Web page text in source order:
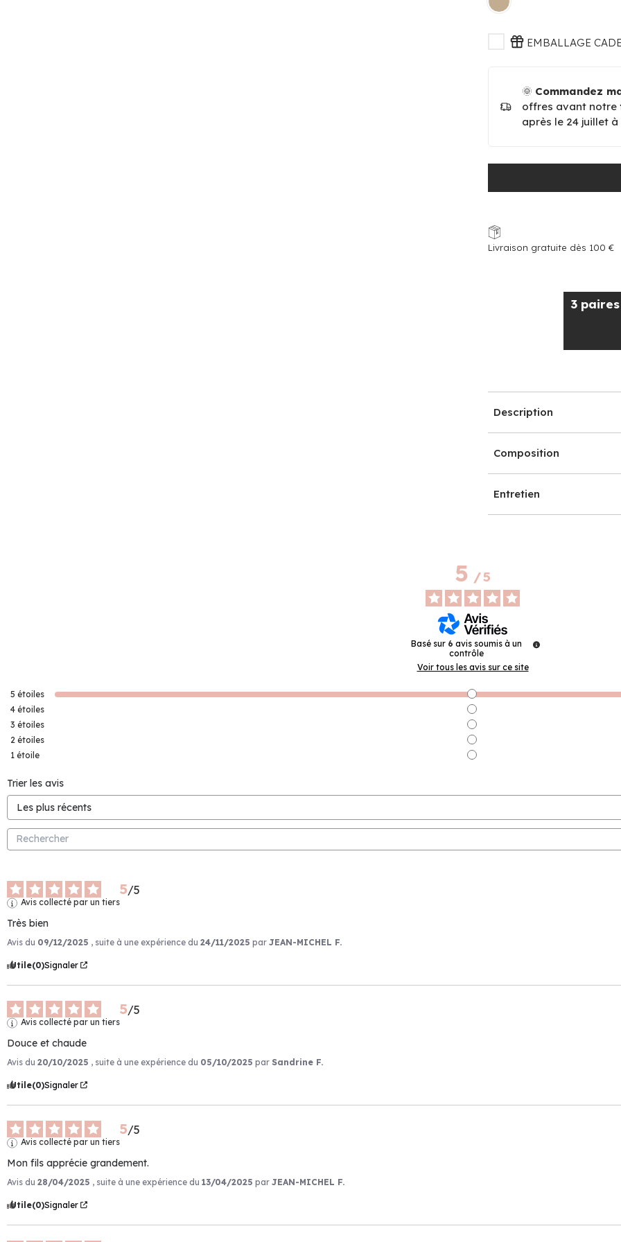
EMBALLAGE
🌞 Commandez
offres avant notre
après le 24 juillet à
Livraison gratuite dès 100 €
3 paires
Description
Composition
Entretien
5/5
Basé sur 6 avis soumis à un
contrôle
Voir tous les avis sur ce site
5 étoiles
4 étoiles
3 étoiles
2 étoiles
1 étoile
Trier les avis
5/5
Avis collecté par un tiers
Très bien
Avis du 09/12/2025 , suite à une expérience du 24/11/2025 par JEAN-MICHEL F.
Utile(0)Signaler
5/5
Avis collecté par un tiers
Douce et chaude
Avis du 20/10/2025 , suite à une expérience du 05/10/2025 par Sandrine F.
Utile(0)Signaler
5/5
Avis collecté par un tiers
Mon fils apprécie grandement.
Avis du 28/04/2025 , suite à une expérience du 13/04/2025 par JEAN-MICHEL F.
Utile(0)Signaler